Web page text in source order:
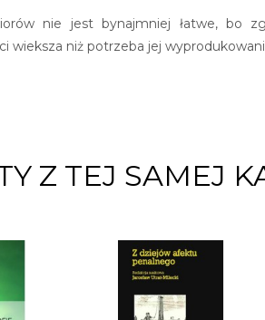
nie jest bynajmniej łatwe, bo
wieksza niż potrzeba jej
Z TEJ SAMEJ